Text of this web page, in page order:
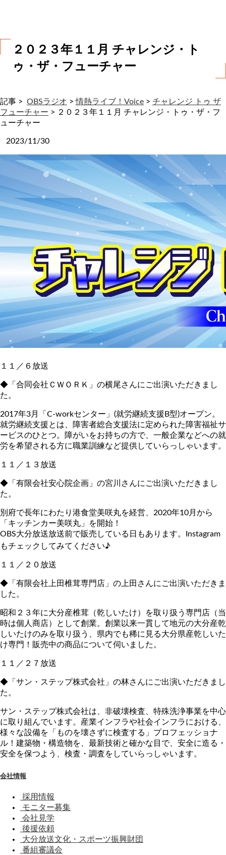
２０２３年１１月 チャレンジ・ト
ゥ・ザ・フューチャー
記事 > OBSラジオ >情熱ライブ！Voice > チャレンジ トゥ ザ
フューチャー > ２０２３年１１月 チャレンジ・トゥ・ザ・フ
ューチャー
2023/11/30
１１／６放送
◆「合同会社ＣＷＯＲＫ」の横尾さんにご出演いただきまし
た。
2017年3月「C-workセンター」(就労継続支援B型)オープン。
就労継続支援とは、障害者総合支援法に定められた障害福祉サ
ービスのひとつ。障がいをお持ちの方で、一般企業などへの就
労を希望される方に職業訓練など提供していらっしゃいます。
１１／１３放送
◆「有限会社安心院企画」の宮川さんにご出演いただきまし
た。
別府で長年にわたり港食堂美咲丸を経営、2020年10月から
「キッチンカー美咲丸」を開始！
OBS大分放送放送前で販売している日もあります。Instagram
もチェックしてみてください♪
１１／２０放送
◆「有限会社上田椎茸専門店」の上田さんにご出演いただきま
した。
昭和２３年に大分産椎茸（乾しいたけ）を取り扱う専門店（当
時は個人商店）として創業。創業以来一貫して地元の大分産乾
しいたけのみを取り扱う、県内でも稀に見る大分県産乾しいた
け専門！販売中の商品について伺いました。
１１／２７放送
◆「サン・ステップ株式会社」の林さんにご出演いただきまし
た。
サン・ステップ株式会社は、非破壊検査、特殊洗浄事業を中心
に取り組んでいます。産業インフラや社会インフラにおける、
様々な設備を「ものを壊さずに検査する」プロフェッショナ
ル！建築物・構造物を、最新技術と確かな目で、安全に造る・
安全を保つよう、検査・調査をしていらっしゃいます。
会社情報
採用情報
モニター募集
会社見学
後援依頼
大分放送文化・スポーツ振興財団
番組審議会